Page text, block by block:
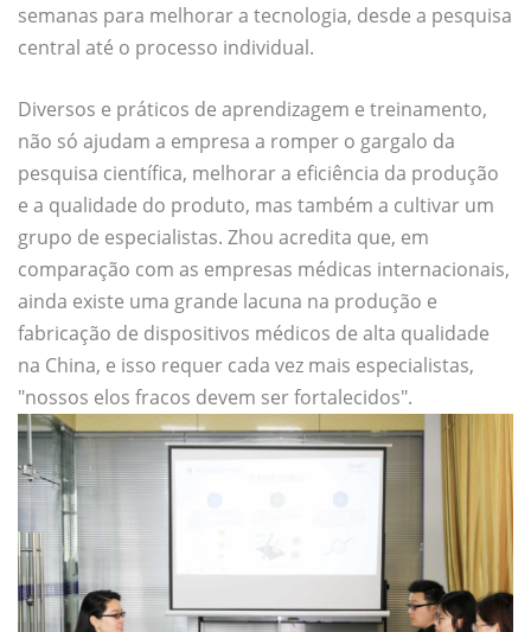
semanas para melhorar a tecnologia, desde a pesquisa
central até o processo individual.
Diversos e práticos de aprendizagem e treinamento,
não só ajudam a empresa a romper o gargalo da
pesquisa científica, melhorar a eficiência da produção
e a qualidade do produto, mas também a cultivar um
grupo de especialistas. Zhou acredita que, em
comparação com as empresas médicas internacionais,
ainda existe uma grande lacuna na produção e
fabricação de dispositivos médicos de alta qualidade
na China, e isso requer cada vez mais especialistas,
"nossos elos fracos devem ser fortalecidos".